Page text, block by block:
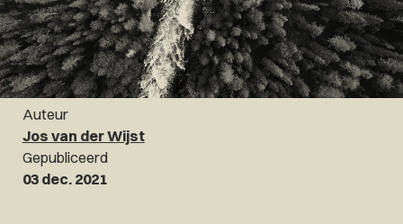
Auteur
Jos van der Wijst
Gepubliceerd
03 dec. 2021